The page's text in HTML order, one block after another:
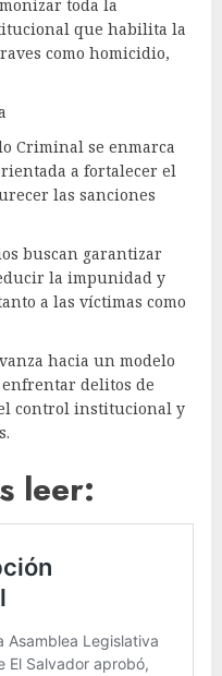
toda la
que habilita la
como homicidio,
Criminal se enmarca
a fortalecer el
las sanciones
buscan garantizar
la impunidad y
a las víctimas como
hacia un modelo
delitos de
control institucional y
leer: